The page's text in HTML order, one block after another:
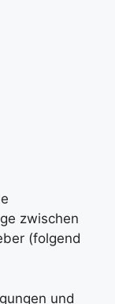
zwischen
(folgend
und